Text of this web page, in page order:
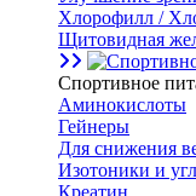
Хлорофилл /
Щитовидная
Спортивное
Аминокислоты
Гейнеры
Для снижения
Изотоники и
Креатин